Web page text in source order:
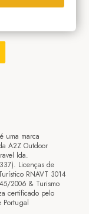
uma marca
A2Z Outdoor
lda.
Licenças de
RNAVT 3014
2006 & Turismo
certificado pelo
Portugal